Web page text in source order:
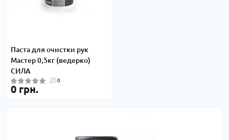
Паста для очистки рук
Мастер 0,5кг (ведерко)
СИЛА
0
0 грн.